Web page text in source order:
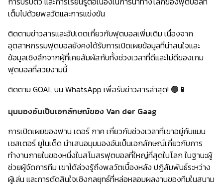
เต็มไปด้วยพลวัตและการแข่งขัน
ติดตามข่าวสารและอัปเดตเกี่ยวกับฟุตบอลเพิ่มเติม เนื่องจาก
อุตสาหกรรมฟุตบอลยังคงได้รับการเปิดเผยข้อมูลที่น่าสนใจและ
ข้อมูลเชิงลึกจากผู้ที่เคยสัมผัสกับทั้งช่วงเวลาที่ดีและไม่ดีของเกม
ฟุตบอลที่สวยงามนี้
ติดตาม GOAL บน WhatsApp เพื่อรับข่าวสารล่าสุด! 🟢📱
มุมมองอันเป็นเอกลักษณ์ของ Van der Gaag
การเปิดเผยของฟาน เดอร์ กาค เกี่ยวกับช่วงเวลาที่เขาอยู่กับแมน
เชสเตอร์ ยูไนเต็ด นำเสนอมุมมองอันเป็นเอกลักษณ์เกี่ยวกับการ
ทำงานภายในของหนึ่งในสโมสรฟุตบอลที่ใหญ่ที่สุดในโลก ในฐานะผู้
ช่วยผู้จัดการทีม เขาได้ล่วงรู้ถึงพลวัตเบื้องหลัง ปฏิสัมพันธ์ระหว่าง
ผู้เล่น และการตัดสินใจเชิงกลยุทธ์ที่หล่อหลอมผลงานของทีมในสนาม